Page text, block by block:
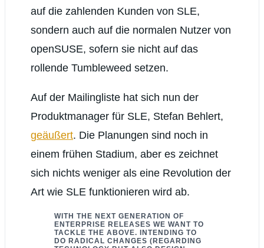
auf die zahlenden Kunden von SLE,
sondern auch auf die normalen Nutzer von
openSUSE, sofern sie nicht auf das
rollende Tumbleweed setzen.
Auf der Mailingliste hat sich nun der
Produktmanager für SLE, Stefan Behlert,
geäußert. Die Planungen sind noch in
einem frühen Stadium, aber es zeichnet
sich nichts weniger als eine Revolution der
Art wie SLE funktionieren wird ab.
WITH THE NEXT GENERATION OF
ENTERPRISE RELEASES WE WANT TO
TACKLE THE ABOVE. INTENDING TO
DO RADICAL CHANGES (REGARDING